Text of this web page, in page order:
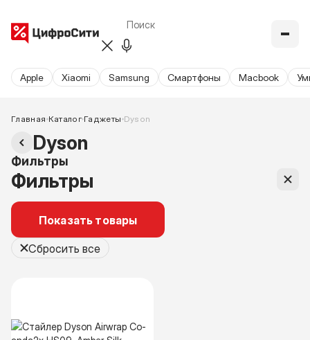
Apple Xiaomi Samsung Cмартфоны Macbook
Главная Каталог Гаджеты Dyson
Dyson
Фильтры
Фильтры
Показать товары
Сбросить все